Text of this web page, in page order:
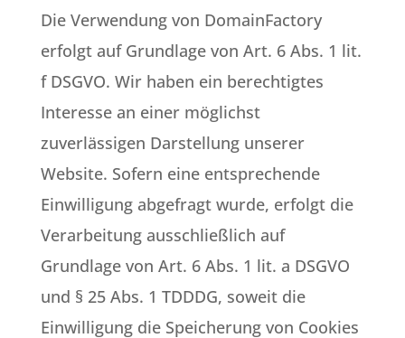
Die Verwendung von DomainFactory
erfolgt auf Grundlage von Art. 6 Abs. 1 lit.
f DSGVO. Wir haben ein berechtigtes
Interesse an einer möglichst
zuverlässigen Darstellung unserer
Website. Sofern eine entsprechende
Einwilligung abgefragt wurde, erfolgt die
Verarbeitung ausschließlich auf
Grundlage von Art. 6 Abs. 1 lit. a DSGVO
und § 25 Abs. 1 TDDDG, soweit die
Einwilligung die Speicherung von Cookies